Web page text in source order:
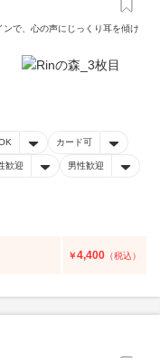
で、心の声にじっくり耳を傾け
カード可
歓迎 男性歓迎
￥4,400 （税込）